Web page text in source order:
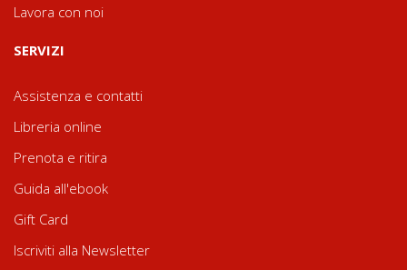
Lavora con noi
SERVIZI
Assistenza e contatti
Libreria online
Prenota e ritira
Guida all'ebook
Gift Card
Iscriviti alla Newsletter